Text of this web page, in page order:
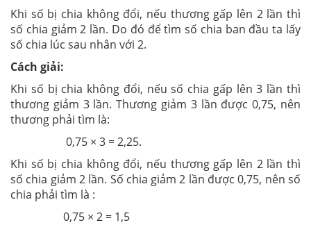
Khi số bị chia không đổi, nếu thương gấp lên 2 lần thì
số chia giảm 2 lần. Do đó để tìm số chia ban đầu ta lấy
số chia lúc sau nhân với 2.
Cách giải:
Khi số bị chia không đổi, nếu số chia gấp lên 3 lần thì
thương giảm 3 lần. Thương giảm 3 lần được 0,75, nên
thương phải tìm là:
0,75 × 3 = 2,25.
Khi số bị chia không đổi, nếu thương gấp lên 2 lần thì
số chia giảm 2 lần. Số chia giảm 2 lần được 0,75, nên số
chia phải tìm là :
0,75 × 2 = 1,5